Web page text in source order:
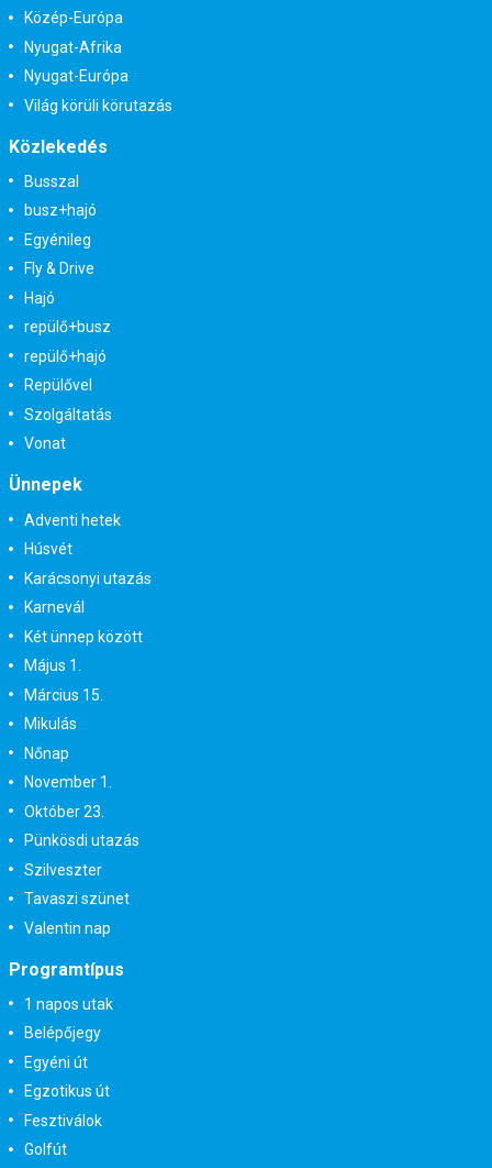
Közép-Európa
Nyugat-Afrika
Nyugat-Európa
Világ körüli körutazás
Közlekedés
Busszal
busz+hajó
Egyénileg
Fly & Drive
Hajó
repülő+busz
repülő+hajó
Repülővel
Szolgáltatás
Vonat
Ünnepek
Adventi hetek
Húsvét
Karácsonyi utazás
Karnevál
Két ünnep között
Május 1.
Március 15.
Mikulás
Nőnap
November 1.
Október 23.
Pünkösdi utazás
Szilveszter
Tavaszi szünet
Valentin nap
Programtípus
1 napos utak
Belépőjegy
Egyéni út
Egzotikus út
Fesztiválok
Golfút